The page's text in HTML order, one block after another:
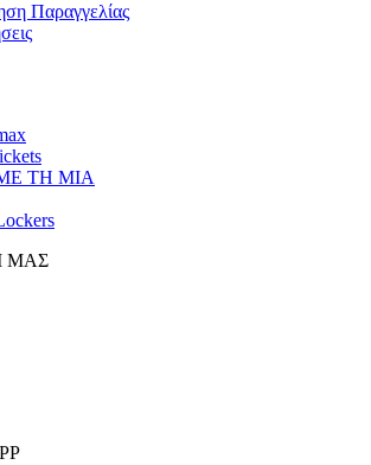
Παραγγελίας
ΤΗ ΜΙΑ
ΜΑΣ